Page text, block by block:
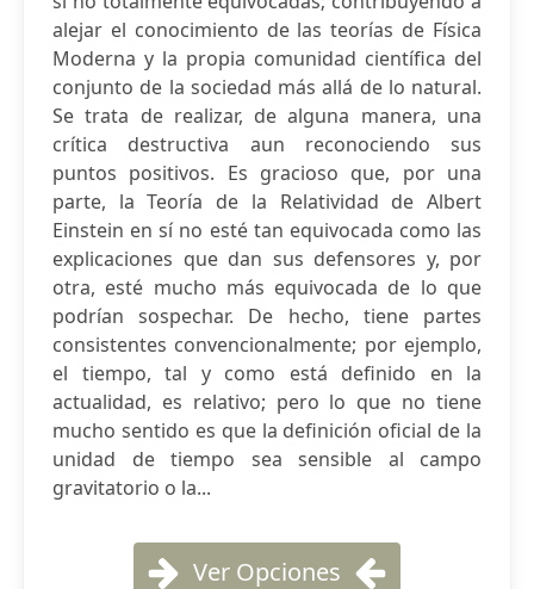
alejar el conocimiento de las teorías de Física
Moderna y la propia comunidad científica del
conjunto de la sociedad más allá de lo natural.
Se trata de realizar, de alguna manera, una
crítica destructiva aun reconociendo sus
puntos positivos. Es gracioso que, por una
parte, la Teoría de la Relatividad de Albert
Einstein en sí no esté tan equivocada como las
explicaciones que dan sus defensores y, por
otra, esté mucho más equivocada de lo que
podrían sospechar. De hecho, tiene partes
consistentes convencionalmente; por ejemplo,
el tiempo, tal y como está definido en la
actualidad, es relativo; pero lo que no tiene
mucho sentido es que la definición oficial de la
unidad de tiempo sea sensible al campo
gravitatorio o la...
Ver Opciones